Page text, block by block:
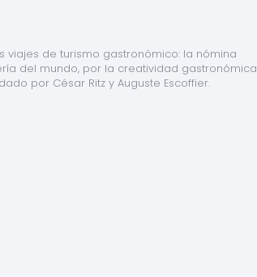
de turismo gastronómico: la nómina
del mundo, por la creatividad gastronómica
por César Ritz y Auguste Escoffier.